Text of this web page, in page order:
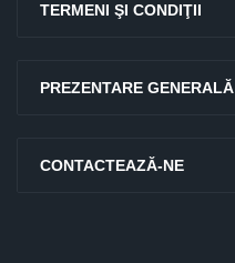
TERMENI ŞI CONDIŢII
PREZENTARE GENERALĂ
CONTACTEAZĂ-NE